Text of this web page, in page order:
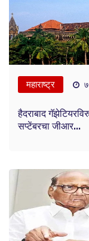
महाराष्ट्र
हैदराबाद
सप्टेंबरचा जीआर...